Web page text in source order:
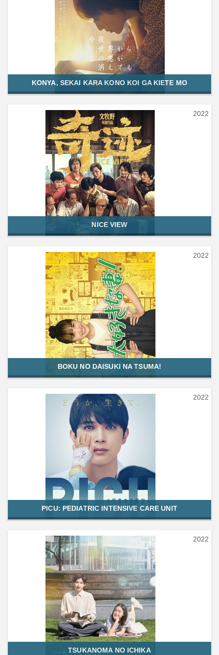
KONYA, SEKAI KARA KONO KOI GA KIETE MO
2022
NICE VIEW
2022
BOKU NO DAISUKI NA TSUMA!
2022
PICU: PEDIATRIC INTENSIVE CARE UNIT
2022
TSUKANOMA NO ICHIKA